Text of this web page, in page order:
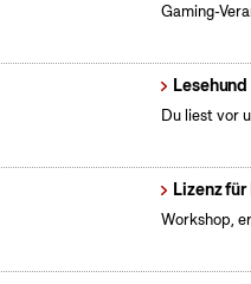
Gaming-
Du liest vor
Lizenz
Workshop,